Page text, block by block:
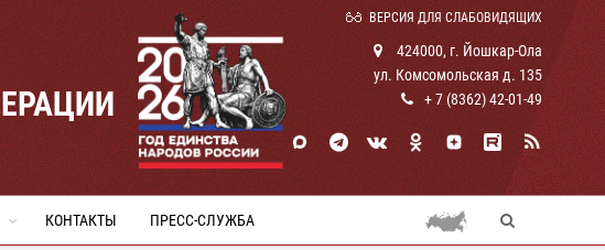
ВЕРСИЯ ДЛЯ СЛАБОВИДЯЩИХ
424000, г. Йошкар-Ола
ул. Комсомольская д. 135
+ 7 (8362) 42-01-49
КОНТАКТЫ ПРЕСС-СЛУЖБА